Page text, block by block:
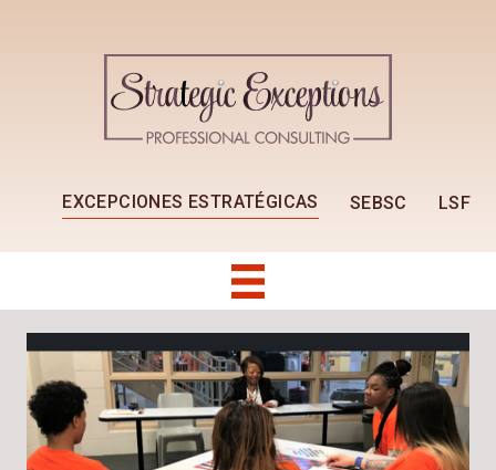
EXCEPCIONES ESTRATÉGICAS SEBSC LSF